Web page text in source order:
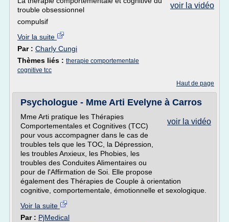
voir la vidéo
trouble obsessionnel
compulsif
Voir la suite
Par : Charly Cungi
Thèmes liés : therapie comportementale
cognitive tcc
Haut de page
Psychologue - Mme Arti Evelyne à Carros
voir la vidéo
Mme Arti pratique les Thérapies
Comportementales et Cognitives (TCC)
pour vous accompagner dans le cas de
troubles tels que les TOC, la Dépression,
les troubles Anxieux, les Phobies, les
troubles des Conduites Alimentaires ou
pour de l'Affirmation de Soi. Elle propose
également des Thérapies de Couple à orientation
cognitive, comportementale, émotionnelle et sexologique.
Voir la suite
Par : PjMedical